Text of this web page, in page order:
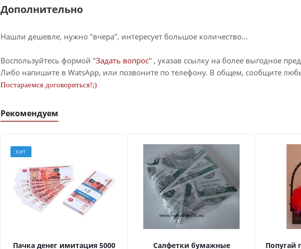
Дополнительно
Нашли дешевле, нужно "вчера", интересует большое количество...
Воспользуйтесь формой "Задать вопрос" , указав ссылку на более выгодное
Либо напишите в WatsApp, или позвоните по телефону. В общем, сообщите
Постараемся договориться!;)
Рекомендуем
ХИТ
Пачка денег имитация 5000 Салфетки бумажные Попугай